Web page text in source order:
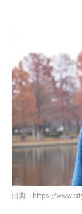
出典： https://